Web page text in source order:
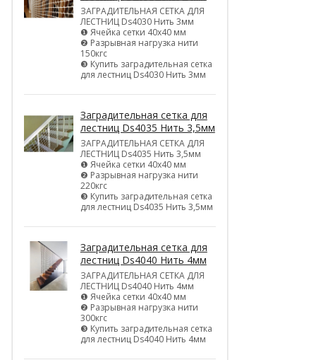
ЗАГРАДИТЕЛЬНАЯ СЕТКА ДЛЯ
ЛЕСТНИЦ Ds4030 Нить 3мм
❶ Ячейка сетки 40х40 мм
❷ Разрывная нагрузка нити
150кгс
❸ Купить заградительная сетка
для лестниц Ds4030 Нить 3мм
Заградительная сетка для
лестниц Ds4035 Нить 3,5мм
ЗАГРАДИТЕЛЬНАЯ СЕТКА ДЛЯ
ЛЕСТНИЦ Ds4035 Нить 3,5мм
❶ Ячейка сетки 40х40 мм
❷ Разрывная нагрузка нити
220кгс
❸ Купить заградительная сетка
для лестниц Ds4035 Нить 3,5мм
Заградительная сетка для
лестниц Ds4040 Нить 4мм
ЗАГРАДИТЕЛЬНАЯ СЕТКА ДЛЯ
ЛЕСТНИЦ Ds4040 Нить 4мм
❶ Ячейка сетки 40х40 мм
❷ Разрывная нагрузка нити
300кгс
❸ Купить заградительная сетка
для лестниц Ds4040 Нить 4мм